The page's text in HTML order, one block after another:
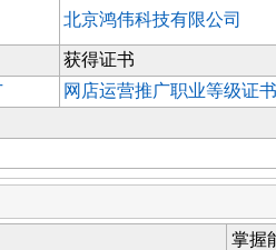
北京鸿伟科技有限公司
获得证书
网店运营推广职业等级证书
掌握